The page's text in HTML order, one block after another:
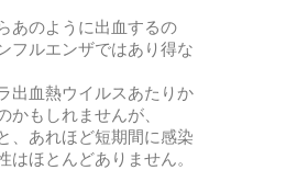
あのように出血するの
フルエンザではあり得な
出血熱ウイルスあたりか
かもしれませんが、
、あれほど短期間に感染
はほとんどありません。